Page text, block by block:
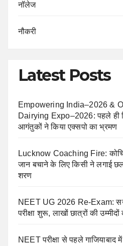
नॉलेज
नौकरी
Latest Posts
Empowering India–2026 &
Dairying Expo–2026: पहले ही
आगंतुकों ने किया एक्सपो का भ्रमण
Lucknow Coaching Fire:
जान बचाने के लिए किसी ने लगाई
शरण
NEET UG 2026 Re-Exam:
परीक्षा शुरू, लाखों छात्रों की उम्मीदों
NEET परीक्षा से पहले गाजियाबाद